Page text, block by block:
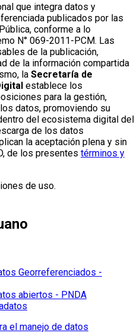
que integra datos y
publicados por las
conforme a lo
N° 069-2011-PCM. Las
de la publicación,
de la información compartida
la Secretaría de
establece los
para la gestión,
datos, promoviendo su
del ecosistema digital del
de los datos
la aceptación plena y sin
de los presentes términos y
de uso.
Georreferenciados -
abiertos - PNDA
el manejo de datos